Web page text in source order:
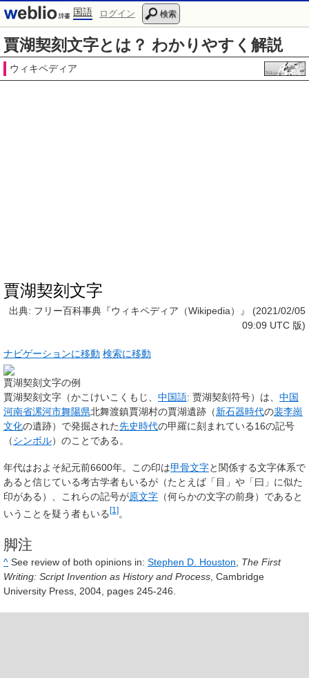
国語 ログイン 検索
賈湖契刻文字とは？ わかりやすく解説
ウィキペディア
賈湖契刻文字
出典: フリー百科事典『ウィキペディア（Wikipedia）』 (2021/02/05
09:09 UTC 版)
ナビゲーションに移動 検索に移動
賈湖契刻文字の例
賈湖契刻文字 （かこけいこくもじ、 中国語: 贾湖契刻符号）は、 中国
河南省漯河市舞陽県北舞渡鎮賈湖村の賈湖遺跡（新石器時代の裴李崗
文化の遺跡）で発掘された先史時代の甲羅に刻まれている16の記号
（シンボル）のことである。
年代はおよそ紀元前6600年。この印は甲骨文字と関係する文字体系で
あると信じている考古学者もいるが（たとえば「目」や「曰」に似た
印がある）、これらの記号が原文字 （何らかの文字の前身）であると
いうことを疑う者もいる [1] 。
脚注
^ See review of both opinions in: Stephen D. Houston, The First
Writing: Script Invention as History and Process, Cambridge
University Press, 2004, pages 245-246.